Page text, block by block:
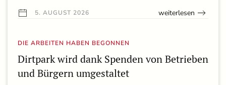
5. AUGUST 2026 weiterlesen
DIE ARBEITEN HABEN BEGONNEN
Dirtpark wird dank Spenden von Betrieben
und Bürgern umgestaltet